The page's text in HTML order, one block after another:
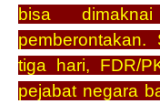
bisa
tiga hari, FDR/
pejabat negara